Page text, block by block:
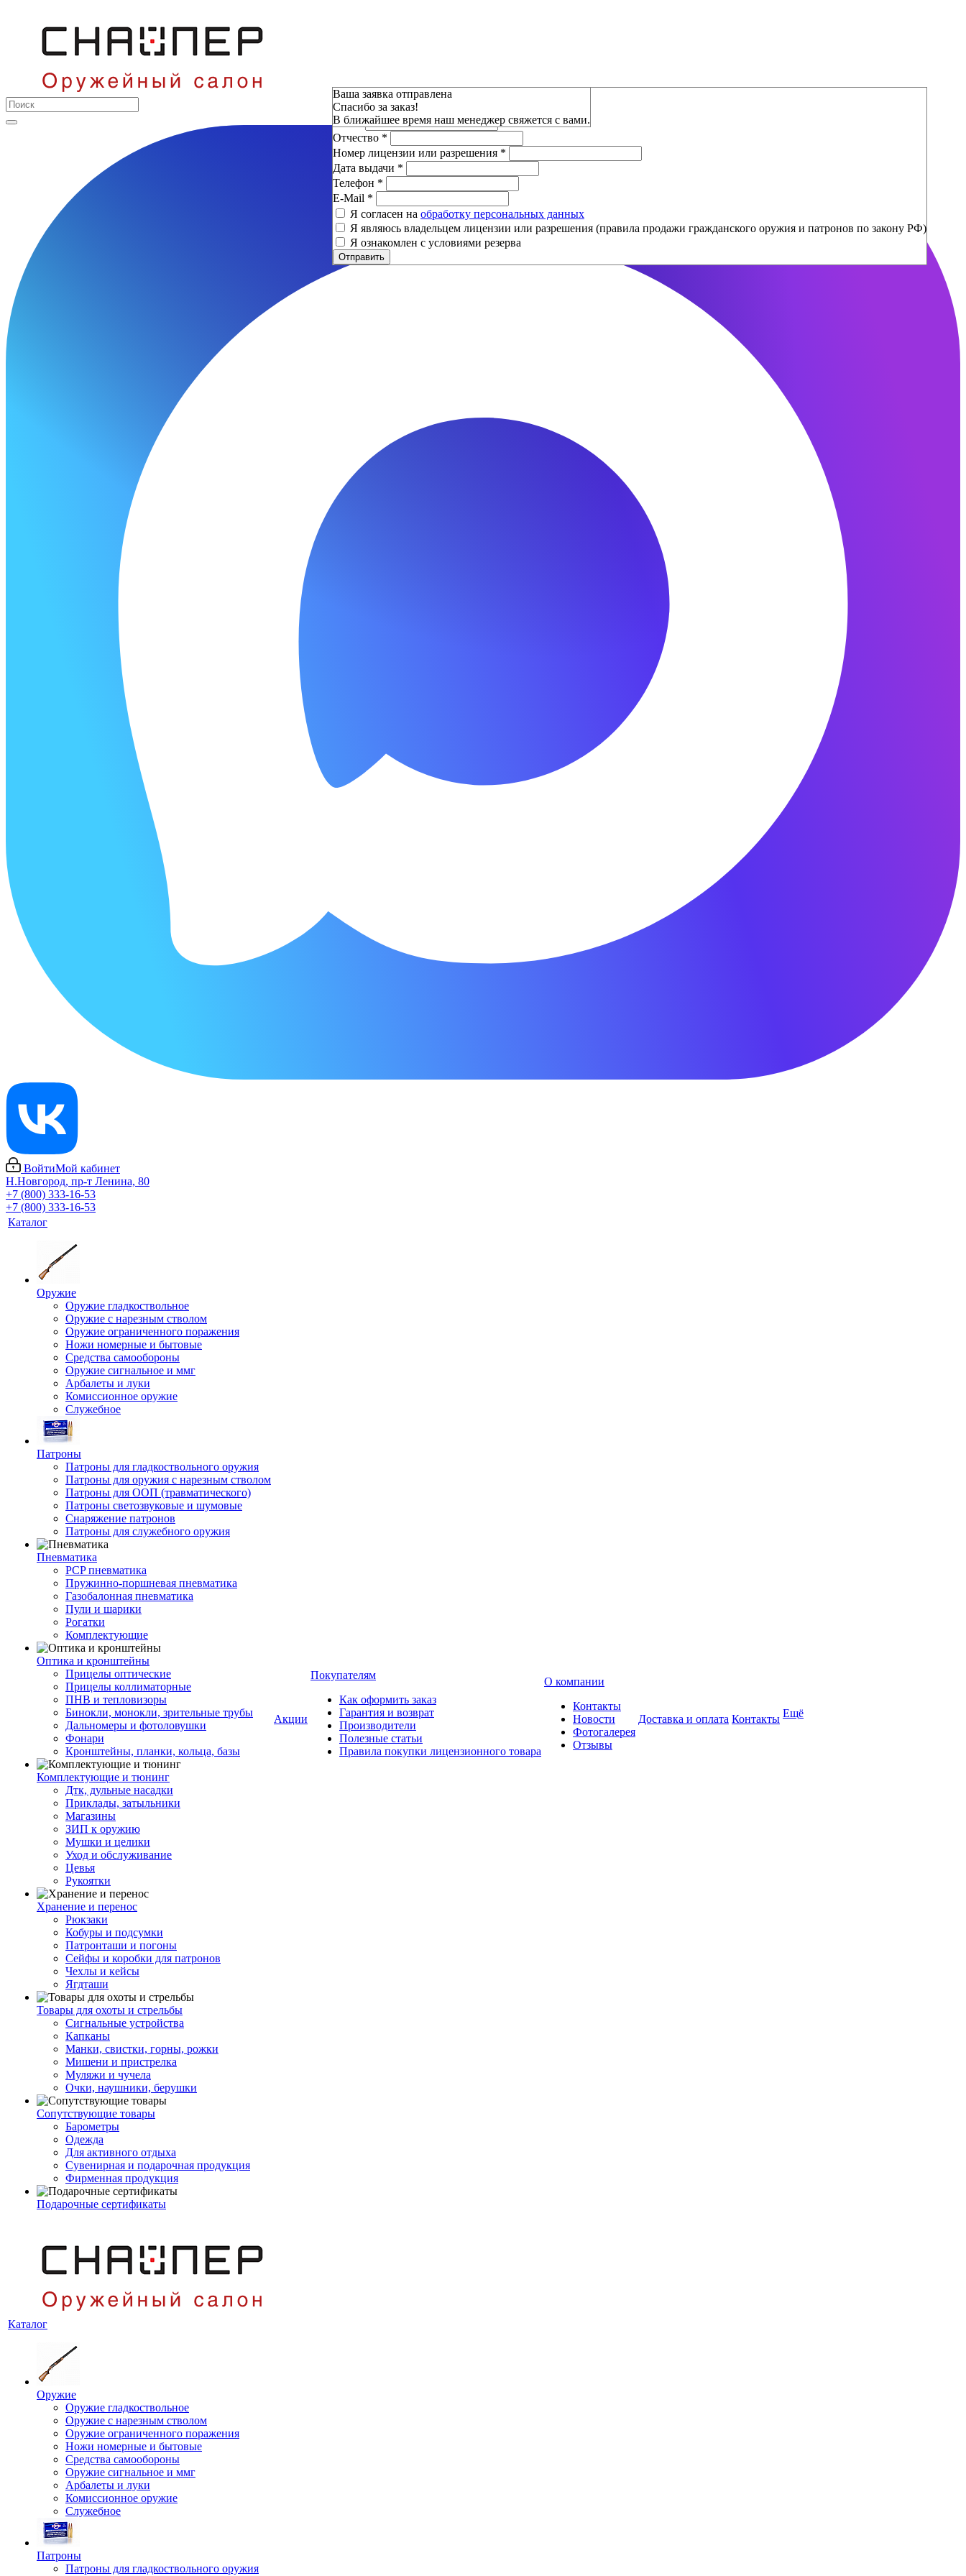
ВойтиМой кабинет
Н.Новгород, пр-т Ленина, 80
+7 (800) 333-16-53
+7 (800) 333-16-53
Каталог
Оружие
Оружие гладкоствольное
Оружие с нарезным стволом
Оружие ограниченного поражения
Ножи номерные и бытовые
Средства самообороны
Оружие сигнальное и ммг
Арбалеты и луки
Комиссионное оружие
Служебное
Патроны
Патроны для гладкоствольного оружия
Патроны для оружия с нарезным стволом
Патроны для ООП (травматического)
Патроны светозвуковые и шумовые
Снаряжение патронов
Патроны для служебного оружия
Пневматика
PCP пневматика
Пружинно-поршневая пневматика
Газобалонная пневматика
Пули и шарики
Рогатки
Комплектующие
Оптика и кронштейны
Прицелы оптические
Прицелы коллиматорные
ПНВ и тепловизоры
Бинокли, монокли, зрительные трубы
Дальномеры и фотоловушки
Фонари
Кронштейны, планки, кольца, базы
Комплектующие и тюнинг
Дтк, дульные насадки
Приклады, затыльники
Магазины
ЗИП к оружию
Мушки и целики
Уход и обслуживание
Цевья
Рукоятки
Хранение и перенос
Рюкзаки
Кобуры и подсумки
Патронташи и погоны
Сейфы и коробки для патронов
Чехлы и кейсы
Ягдташи
Товары для охоты и стрельбы
Сигнальные устройства
Капканы
Манки, свистки, горны, рожки
Мишени и пристрелка
Муляжи и чучела
Очки, наушники, берушки
Сопутствующие товары
Барометры
Одежда
Для активного отдыха
Сувенирная и подарочная продукция
Фирменная продукция
Подарочные сертификаты
Акции
Покупателям
Как оформить заказ
Гарантия и возврат
Производители
Полезные статьи
Правила покупки лицензионного товара
О компании
Контакты
Новости
Фотогалерея
Отзывы
Доставка и оплата Контакты Ещё
Каталог
Оружие
Оружие гладкоствольное
Оружие с нарезным стволом
Оружие ограниченного поражения
Ножи номерные и бытовые
Средства самообороны
Оружие сигнальное и ммг
Арбалеты и луки
Комиссионное оружие
Служебное
Патроны
Патроны для гладкоствольного оружия
Зарезервировать
Фамилия*
Имя*
Отчество *
Номер лицензии или разрешения *
Дата выдачи *
Телефон *
E-Mail *
Я согласен на обработку персональных данных
Я являюсь владельцем лицензии или разрешения (правила продажи гражданского оружия и патронов по закону РФ)
Я ознакомлен с условиями резерва
Отправить
Ваша заявка отправлена
Спасибо за заказ!
В ближайшее время наш менеджер свяжется с вами.